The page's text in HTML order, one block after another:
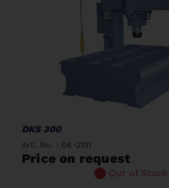
DKS 300
Art. No. : 06-2131
Price on request
Out of Stock